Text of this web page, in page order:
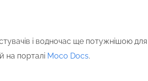
і водночас ще потужнішою для
на порталі Moco Docs.